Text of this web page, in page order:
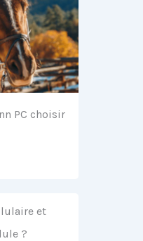
PC choisir
et
?